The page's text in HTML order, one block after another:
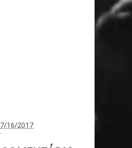
7/16/2017